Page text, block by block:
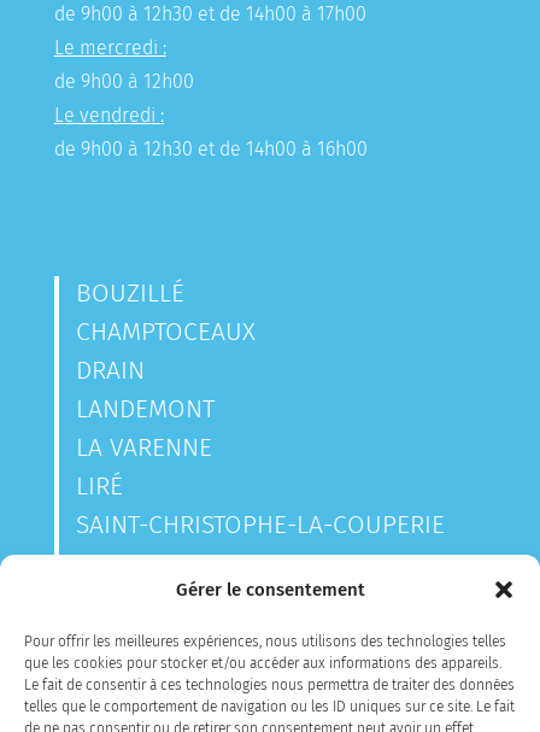
Gérer le consentement
Pour offrir les meilleures expériences, nous utilisons des technologies telles
que les cookies pour stocker et/ou accéder aux informations des appareils.
Le fait de consentir à ces technologies nous permettra de traiter des données
telles que le comportement de navigation ou les ID uniques sur ce site. Le fait
de ne pas consentir ou de retirer son consentement peut avoir un effet
de 9h00 à 12h30 et de 14h00 à 17h00
Le mercredi :
de 9h00 à 12h00
Le vendredi :
de 9h00 à 12h30 et de 14h00 à 16h00
BOUZILLÉ
CHAMPTOCEAUX
DRAIN
LANDEMONT
LA VARENNE
LIRÉ
SAINT-CHRISTOPHE-LA-COUPERIE
SAINT-LAURENT-DES-AUTELS
SAINT-SAUVEUR-DE-LANDEMONT
CONTACTEZ-NOUS